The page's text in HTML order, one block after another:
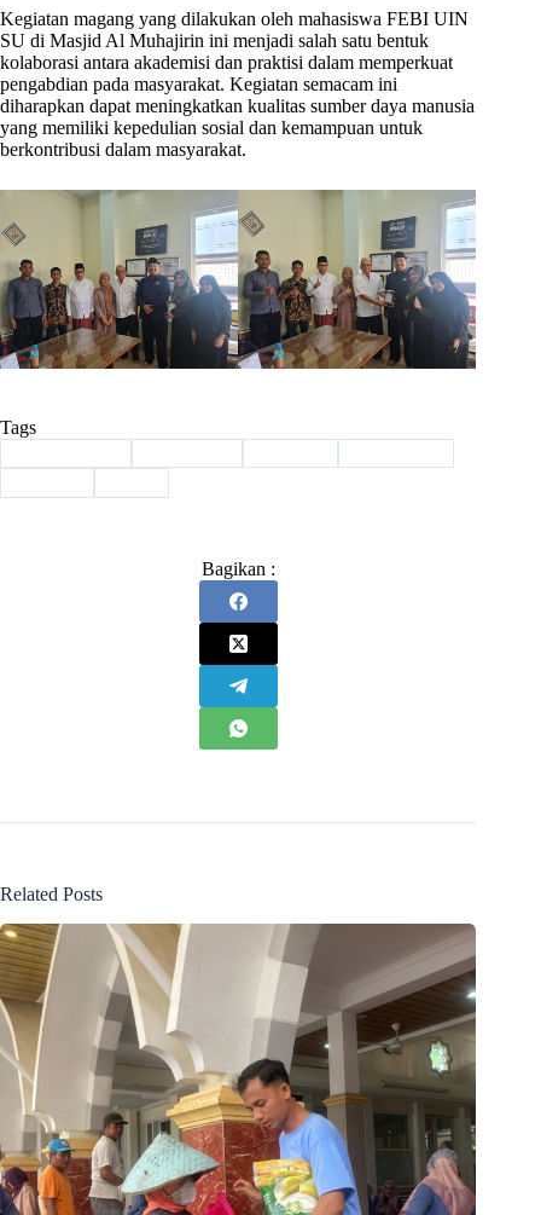
Kegiatan magang yang dilakukan oleh mahasiswa FEBI UIN
SU di Masjid Al Muhajirin ini menjadi salah satu bentuk
kolaborasi antara akademisi dan praktisi dalam memperkuat
pengabdian pada masyarakat. Kegiatan semacam ini
diharapkan dapat meningkatkan kualitas sumber daya manusia
yang memiliki kepedulian sosial dan kemampuan untuk
berkontribusi dalam masyarakat.
Tags
Bagikan :
Related Posts